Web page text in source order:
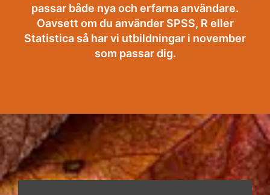
passar både nya och erfarna användare.
Oavsett om du använder SPSS, R eller
Statistica så har vi utbildningar i november
som passar dig.